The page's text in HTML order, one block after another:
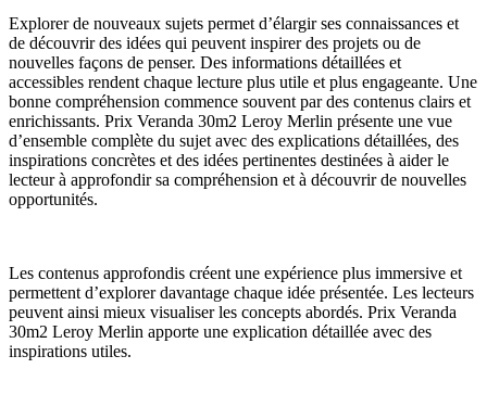
Explorer de nouveaux sujets permet d’élargir ses connaissances et
de découvrir des idées qui peuvent inspirer des projets ou de
nouvelles façons de penser. Des informations détaillées et
accessibles rendent chaque lecture plus utile et plus engageante. Une
bonne compréhension commence souvent par des contenus clairs et
enrichissants. Prix Veranda 30m2 Leroy Merlin présente une vue
d’ensemble complète du sujet avec des explications détaillées, des
inspirations concrètes et des idées pertinentes destinées à aider le
lecteur à approfondir sa compréhension et à découvrir de nouvelles
opportunités.
Les contenus approfondis créent une expérience plus immersive et
permettent d’explorer davantage chaque idée présentée. Les lecteurs
peuvent ainsi mieux visualiser les concepts abordés. Prix Veranda
30m2 Leroy Merlin apporte une explication détaillée avec des
inspirations utiles.